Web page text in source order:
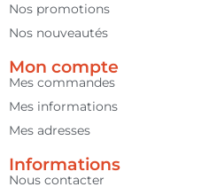
Nos promotions
Nos nouveautés
Mon compte
Mes commandes
Mes informations
Mes adresses
Informations
Nous contacter